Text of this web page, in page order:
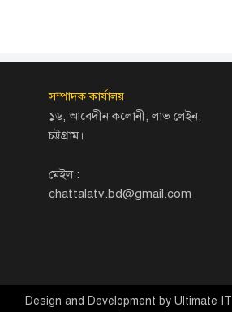
সম্পাদক কার্যালয়
১৬, আবেদীন কলোনী, লাভ লেইন,
চট্টগ্রাম।
মেইল :
chattalatv.bd@gmail.com
Design and Development by Ultimate IT